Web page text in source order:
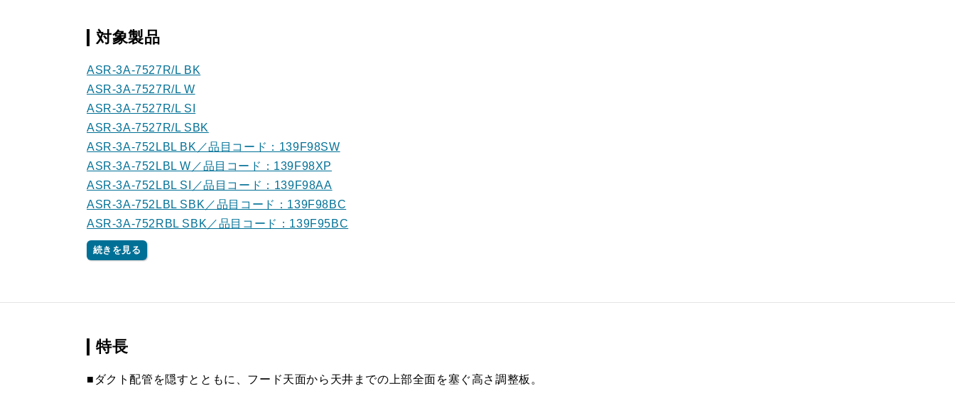
対象製品
ASR-3A-7527R/L BK
ASR-3A-7527R/L W
ASR-3A-7527R/L SI
ASR-3A-7527R/L SBK
ASR-3A-752LBL BK／品目コード：139F98SW
ASR-3A-752LBL W／品目コード：139F98XP
ASR-3A-752LBL SI／品目コード：139F98AA
ASR-3A-752LBL SBK／品目コード：139F98BC
ASR-3A-752RBL SBK／品目コード：139F95BC
続きを見る
特長
■ダクト配管を隠すとともに、フード天面から天井までの上部全面を塞ぐ高さ調整板。